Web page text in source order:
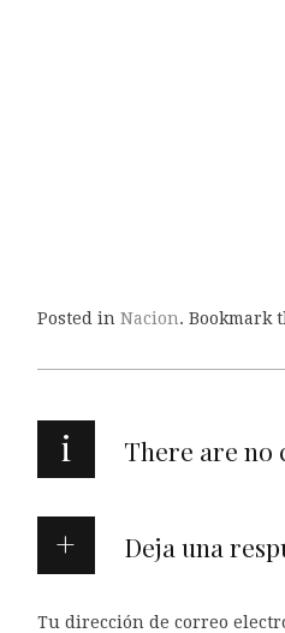
Posted in Nacion. Bookmark
i There are no
Deja una
Tu dirección de correo